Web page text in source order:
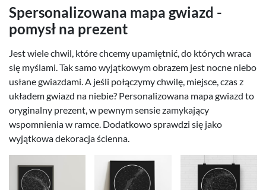
Spersonalizowana mapa gwiazd -
pomysł na prezent
Jest wiele chwil, które chcemy upamiętnić, do których wraca
się myślami. Tak samo wyjątkowym obrazem jest nocne niebo
usłane gwiazdami. A jeśli połączymy chwilę, miejsce, czas z
układem gwiazd na niebie? Personalizowana mapa gwiazd to
oryginalny prezent, w pewnym sensie zamykający
wspomnienia w ramce. Dodatkowo sprawdzi się jako
wyjątkowa dekoracja ścienna.